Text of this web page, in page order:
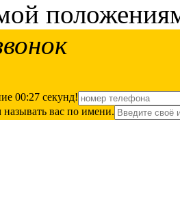
00:27 секунд!
называть вас по имени.